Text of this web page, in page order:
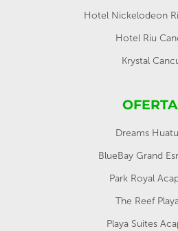
Hotel Nickelodeon
Hotel Riu
Krystal
Dreams
BlueBay Grand
Park Royal
The Reef
Playa Suites